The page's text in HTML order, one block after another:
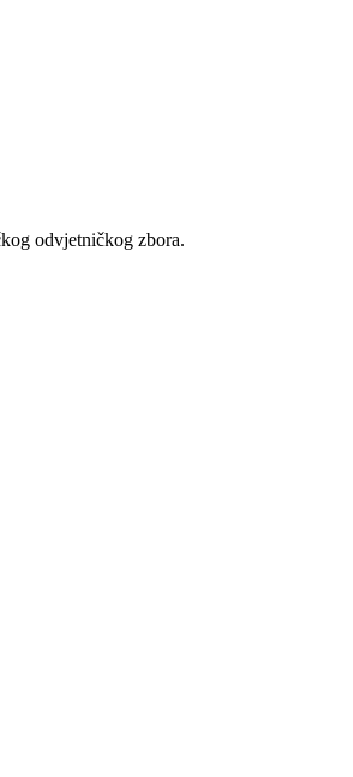
odvjetničkog zbora.